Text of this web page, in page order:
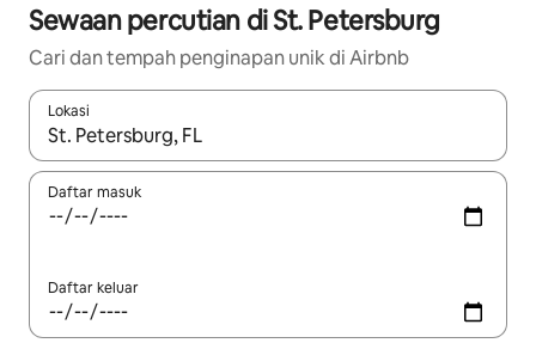
Sewaan percutian di St. Petersburg
Cari dan tempah penginapan unik di Airbnb
Lokasi
Apabila hasil tersedia, navigasi dengan kekunci anak panah
Daftar masuk
Daftar keluar